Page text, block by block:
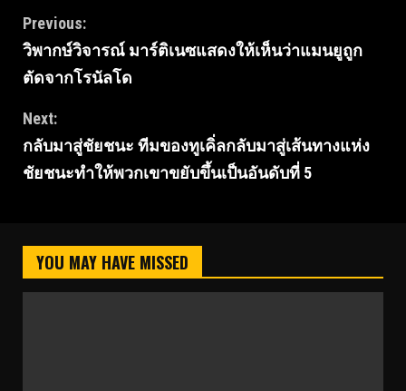
Continue
Reading
Previous:
วิพากษ์วิจารณ์ มาร์ติเนซแสดงให้เห็นว่าแมนยูถูก
ตัดจากโรนัลโด
Next:
กลับมาสู่ชัยชนะ ทีมของทูเคิ่ลกลับมาสู่เส้นทางแห่ง
ชัยชนะทำให้พวกเขาขยับขึ้นเป็นอันดับที่ 5
YOU MAY HAVE MISSED